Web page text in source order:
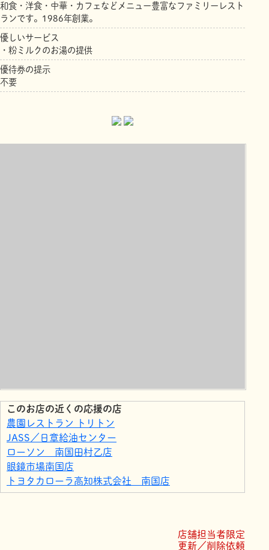
和食・洋食・中華・カフェなどメニュー豊富なファミリーレスト
ランです。1986年創業。
優しいサービス
・粉ミルクのお湯の提供
優待券の提示
不要
このお店の近くの応援の店
農園レストラン トリトン
JASS／日章給油センター
ローソン 南国田村乙店
眼鏡市場南国店
トヨタカローラ高知株式会社 南国店
マクドナルド 南国サニーアクシス店
店舗担当者限定
更新／削除依頼